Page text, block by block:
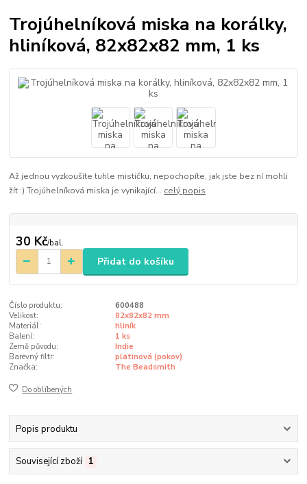
Trojúhelníková miska na korálky,
hliníková, 82x82x82 mm, 1 ks
Až jednou vyzkoušíte tuhle mističku, nepochopíte, jak jste bez ní mohli
žít :) Trojúhelníková miska je vynikající... celý popis
30 Kč/bal.
Přidat do košíku
Číslo produktu:
600488
Velikost:
82x82x82 mm
Materiál:
hliník
Balení:
1 ks
Země původu:
Indie
Barevný filtr:
platinová (pokov)
Značka:
The Beadsmith
Do oblíbených
Popis produktu
Související zboží 1